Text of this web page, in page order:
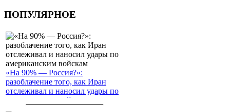
ПОПУЛЯРНОЕ
«На 90% — Россия?»:
разоблачение того, как Иран
отслеживал и наносил удары по
американским войскам